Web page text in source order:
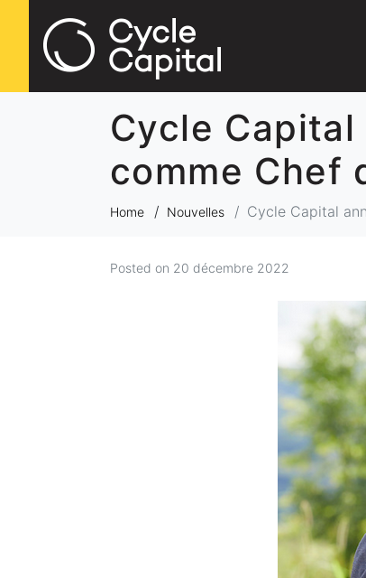
Cycle Capital
comme Chef
Home Nouvelles Cycle Capital
Posted on 20 décembre 2022